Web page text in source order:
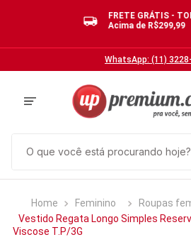
FRETE GRÁTIS -
Acima de R$299,99
WhatsApp: (11)
Feminino Roupas
Vestido Regata Longo Simples
Viscose T.P/3G
1º